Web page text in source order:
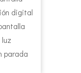
digital
parada